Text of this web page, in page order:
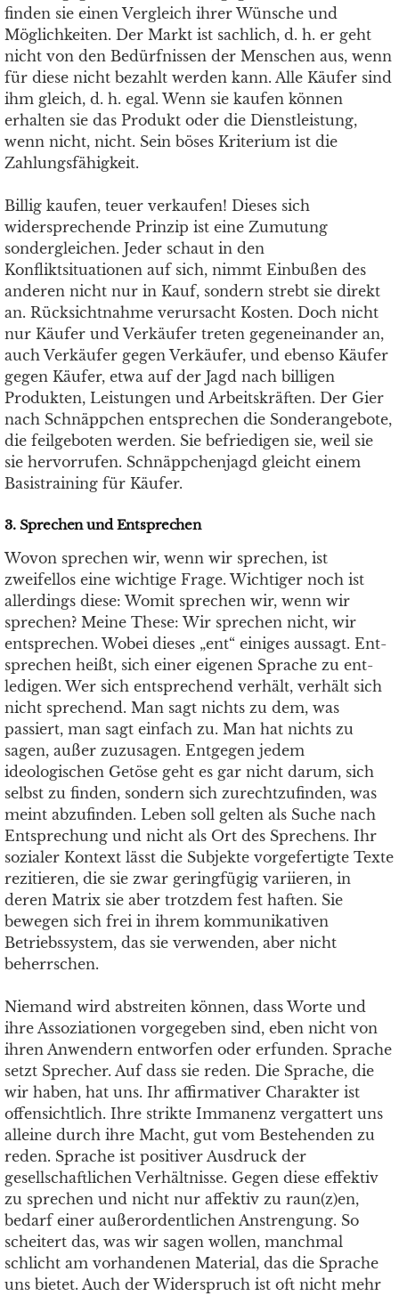
finden sie einen Vergleich ihrer Wünsche und
Möglichkeiten. Der Markt ist sachlich, d. h. er geht
nicht von den Bedürfnissen der Menschen aus, wenn
für diese nicht bezahlt werden kann. Alle Käufer sind
ihm gleich, d. h. egal. Wenn sie kaufen können
erhalten sie das Produkt oder die Dienstleistung,
wenn nicht, nicht. Sein böses Kriterium ist die
Zahlungsfähigkeit.
Billig kaufen, teuer verkaufen! Dieses sich
widersprechende Prinzip ist eine Zumutung
sondergleichen. Jeder schaut in den
Konfliktsituationen auf sich, nimmt Einbußen des
anderen nicht nur in Kauf, sondern strebt sie direkt
an. Rücksichtnahme verursacht Kosten. Doch nicht
nur Käufer und Verkäufer treten gegeneinander an,
auch Verkäufer gegen Verkäufer, und ebenso Käufer
gegen Käufer, etwa auf der Jagd nach billigen
Produkten, Leistungen und Arbeitskräften. Der Gier
nach Schnäppchen entsprechen die Sonderangebote,
die feilgeboten werden. Sie befriedigen sie, weil sie
sie hervorrufen. Schnäppchenjagd gleicht einem
Basistraining für Käufer.
3. Sprechen und Entsprechen
Wovon sprechen wir, wenn wir sprechen, ist
zweifellos eine wichtige Frage. Wichtiger noch ist
allerdings diese: Womit sprechen wir, wenn wir
sprechen? Meine These: Wir sprechen nicht, wir
entsprechen. Wobei dieses „ent“ einiges aussagt. Ent-
sprechen heißt, sich einer eigenen Sprache zu ent-
ledigen. Wer sich entsprechend verhält, verhält sich
nicht sprechend. Man sagt nichts zu dem, was
passiert, man sagt einfach zu. Man hat nichts zu
sagen, außer zuzusagen. Entgegen jedem
ideologischen Getöse geht es gar nicht darum, sich
selbst zu finden, sondern sich zurechtzufinden, was
meint abzufinden. Leben soll gelten als Suche nach
Entsprechung und nicht als Ort des Sprechens. Ihr
sozialer Kontext lässt die Subjekte vorgefertigte Texte
rezitieren, die sie zwar geringfügig variieren, in
deren Matrix sie aber trotzdem fest haften. Sie
bewegen sich frei in ihrem kommunikativen
Betriebssystem, das sie verwenden, aber nicht
beherrschen.
Niemand wird abstreiten können, dass Worte und
ihre Assoziationen vorgegeben sind, eben nicht von
ihren Anwendern entworfen oder erfunden. Sprache
setzt Sprecher. Auf dass sie reden. Die Sprache, die
wir haben, hat uns. Ihr affirmativer Charakter ist
offensichtlich. Ihre strikte Immanenz vergattert uns
alleine durch ihre Macht, gut vom Bestehenden zu
reden. Sprache ist positiver Ausdruck der
gesellschaftlichen Verhältnisse. Gegen diese effektiv
zu sprechen und nicht nur affektiv zu raun(z)en,
bedarf einer außerordentlichen Anstrengung. So
scheitert das, was wir sagen wollen, manchmal
schlicht am vorhandenen Material, das die Sprache
uns bietet. Auch der Widerspruch ist oft nicht mehr